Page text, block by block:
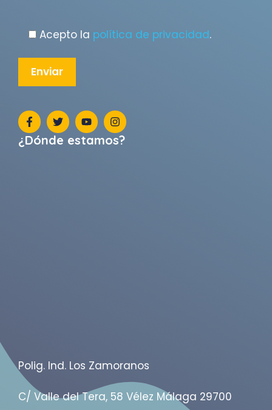
Acepto la política de privacidad.
¿Dónde estamos?
Polig. Ind. Los Zamoranos
C/ Valle del Tera, 58 Vélez Málaga 29700